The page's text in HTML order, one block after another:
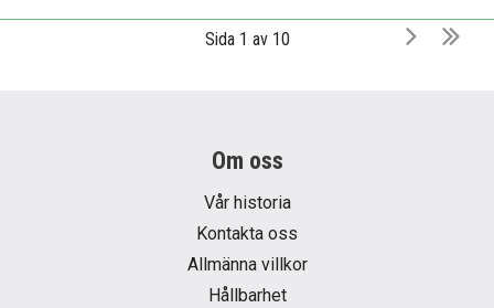
Sida 1 av 10
Om oss
Vår historia
Kontakta oss
Allmänna villkor
Hållbarhet